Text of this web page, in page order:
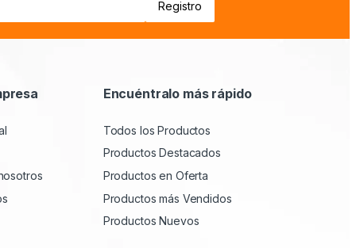
Encuéntralo más rápido
Todos los Productos
Productos Destacados
Productos en Oferta
Productos más Vendidos
Productos Nuevos